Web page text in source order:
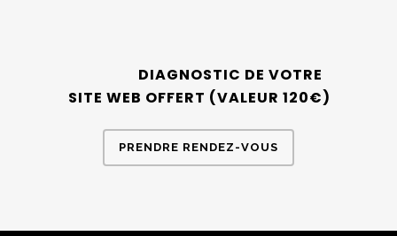
DIAGNOSTIC DE VOTRE
SITE WEB OFFERT (VALEUR 120€)
PRENDRE RENDEZ-VOUS